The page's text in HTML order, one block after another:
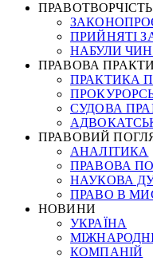
ПРАВОТВОРЧІСТЬ
ПРИЙНЯТІ
НАБУЛИ
ПРАВОВА
ПРАКТИКА
СУДОВА
ПРАВОВИЙ
АНАЛІТИКА
ПРАВОВА
НАУКОВА
ПРАВО В
НОВИНИ
УКРАЇНА
КОМПАНІЙ